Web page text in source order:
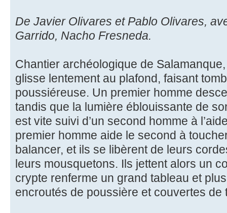
De Javier Olivares et Pablo Olivares,
Garrido, Nacho Fresneda.
Chantier archéologique de
glisse lentement au plafond, faisant
poussiéreuse. Un premier homme
tandis que la lumière éblouissante de
est vite suivi d’un second homme à
premier homme aide le second à
balancer, et ils se libèrent de leurs
leurs mousquetons. Ils jettent alors un
crypte renferme un grand tableau et
encroutés de poussière et couvertes de